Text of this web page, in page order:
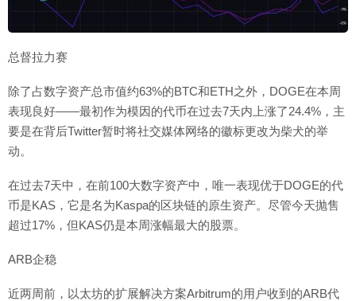
总督拉力赛
除了占数字资产总市值约63%的BTC和ETH之外，DOGE在本周
表现良好——最初作为模因的代币在过去7天内上涨了24.4%，主
要是在背后Twitter暂时将社交媒体网络的徽标更改为柴犬的举
动。
在过去7天中，在前100大数字资产中，唯一表现优于DOGE的代
币是KAS，它是名为Kaspa的区块链的原生资产。尽管今天抛售
超过17%，但KAS仍是本周涨幅最大的股票。
ARB企稳
近两周前，以太坊的扩展解决方案Arbitrum的用户收到的ARB代